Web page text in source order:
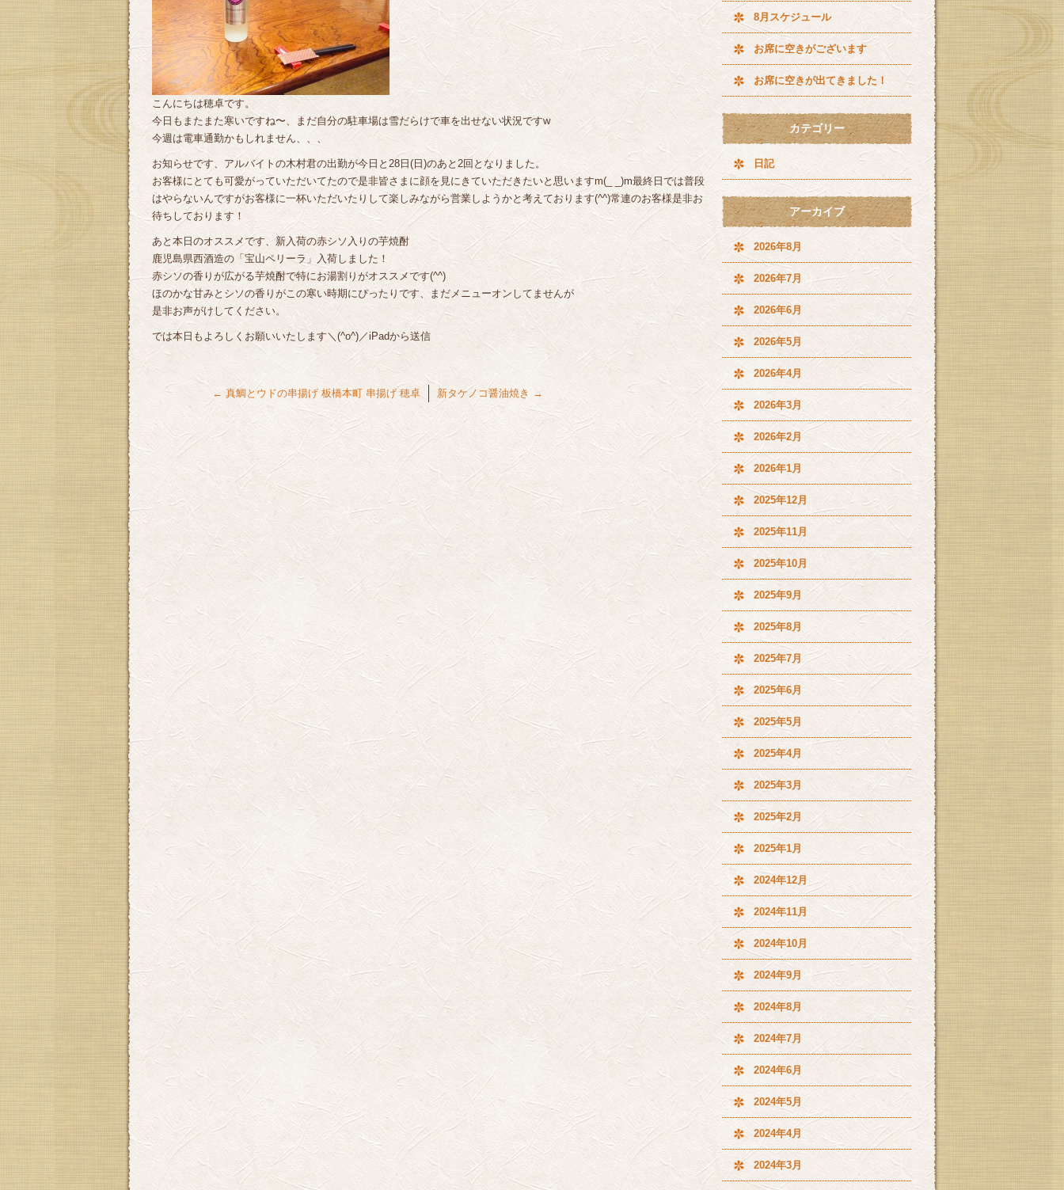
こんにちは穂卓です。
今日もまたまた寒いですね〜、まだ自分の駐車場は雪だらけで車を出せない状況ですw
今週は電車通勤かもしれません、、、
お知らせです、アルバイトの木村君の出勤が今日と28日(日)のあと2回となりました。
お客様にとても可愛がっていただいてたので是非皆さまに顔を見にきていただきたいと思いますm(_ _)m最終日では普段
はやらないんですがお客様に一杯いただいたりして楽しみながら営業しようかと考えております(^^)常連のお客様是非お
待ちしております！
あと本日のオススメです、新入荷の赤シソ入りの芋焼酎
鹿児島県西酒造の「宝山ペリーラ」入荷しました！
赤シソの香りが広がる芋焼酎で特にお湯割りがオススメです(^^)
ほのかな甘みとシソの香りがこの寒い時期にぴったりです、まだメニューオンしてませんが
是非お声がけしてください。
では本日もよろしくお願いいたします＼(^o^)／iPadから送信
← 真鯛とウドの串揚げ 板橋本町 串揚げ 穂卓 新タケノコ醤油焼き →
8月スケジュール
お席に空きがございます
お席に空きが出てきました！
カテゴリー
日記
アーカイブ
2026年8月
2026年7月
2026年6月
2026年5月
2026年4月
2026年3月
2026年2月
2026年1月
2025年12月
2025年11月
2025年10月
2025年9月
2025年8月
2025年7月
2025年6月
2025年5月
2025年4月
2025年3月
2025年2月
2025年1月
2024年12月
2024年11月
2024年10月
2024年9月
2024年8月
2024年7月
2024年6月
2024年5月
2024年4月
2024年3月